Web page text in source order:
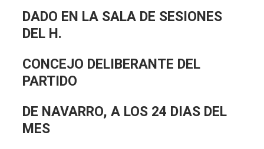
DADO EN LA SALA DE SESIONES
DEL H.
CONCEJO DELIBERANTE DEL
PARTIDO
DE NAVARRO, A LOS 24 DIAS DEL
MES